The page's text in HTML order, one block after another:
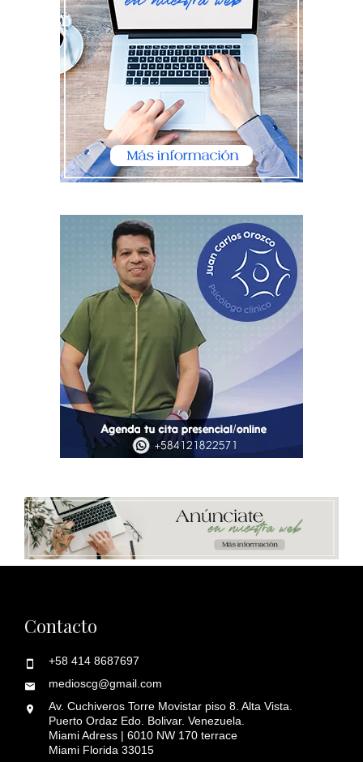
Contacto
+58 414 8687697
medioscg@gmail.com
Av. Cuchiveros Torre Movistar piso 8. Alta Vista.
Puerto Ordaz Edo. Bolivar. Venezuela.
Miami Adress | 6010 NW 170 terrace
Miami Florida 33015